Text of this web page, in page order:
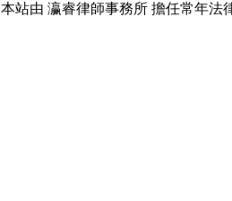
本站由 瀛睿律師事務所 擔任常年法